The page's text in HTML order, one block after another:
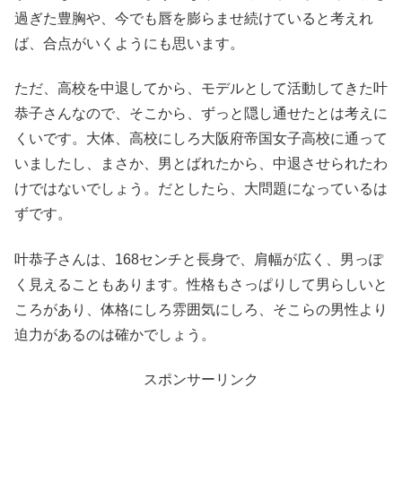
過ぎた豊胸や、今でも唇を膨らませ続けていると考えれ
ば、合点がいくようにも思います。
ただ、高校を中退してから、モデルとして活動してきた叶
恭子さんなので、そこから、ずっと隠し通せたとは考えに
くいです。大体、高校にしろ大阪府帝国女子高校に通って
いましたし、まさか、男とばれたから、中退させられたわ
けではないでしょう。だとしたら、大問題になっているは
ずです。
叶恭子さんは、168センチと長身で、肩幅が広く、男っぽ
く見えることもあります。性格もさっぱりして男らしいと
ころがあり、体格にしろ雰囲気にしろ、そこらの男性より
迫力があるのは確かでしょう。
スポンサーリンク